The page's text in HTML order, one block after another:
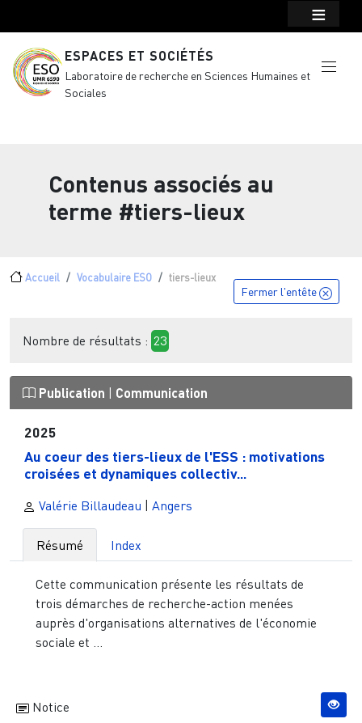
ESPACES ET SOCIÉTÉS
Laboratoire de recherche en Sciences Humaines et
Sociales
Contenus associés au
terme #tiers-lieux
Fil d'Ariane
Accueil Vocabulaire ESO tiers-lieux
Fermer l'entête
Nombre de résultats : 23
Publication Communication
2025
Au coeur des tiers-lieux de l'ESS : motivations
croisées et dynamiques collectiv...
Valérie Billaudeau | Angers
Résumé Index
Cette communication présente les résultats de
trois démarches de recherche-action menées
auprès d'organisations alternatives de l'économie
sociale et ...
Notice